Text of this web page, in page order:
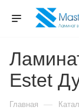
Estet
Главная —